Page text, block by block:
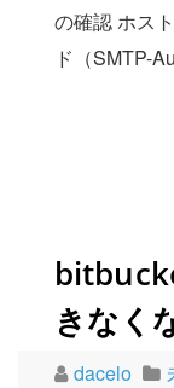
の確認 ホス
ド（SMTP-
きなく
dacelo